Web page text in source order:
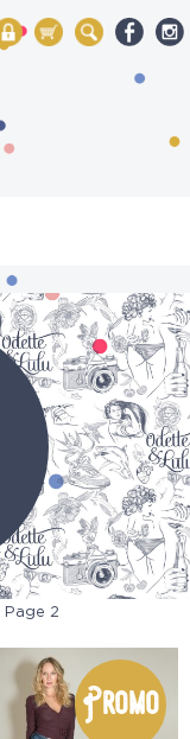
panier
Rechercher
Page 2
Promo